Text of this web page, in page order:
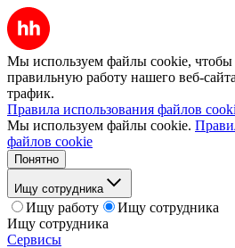
Мы используем файлы cookie, чтобы
правильную работу нашего веб-
трафик.
Правила использования файлов
Мы используем файлы cookie.
файлов cookie
Понятно
Ищу сотрудника
Ищу работу
Ищу сотрудника
Ищу сотрудника
Сервисы